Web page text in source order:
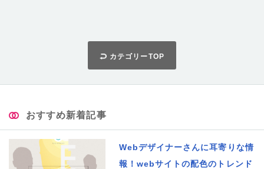
カテゴリーTOP
おすすめ新着記事
Webデザイナーさんに耳寄りな情
報！webサイトの配色のトレンド